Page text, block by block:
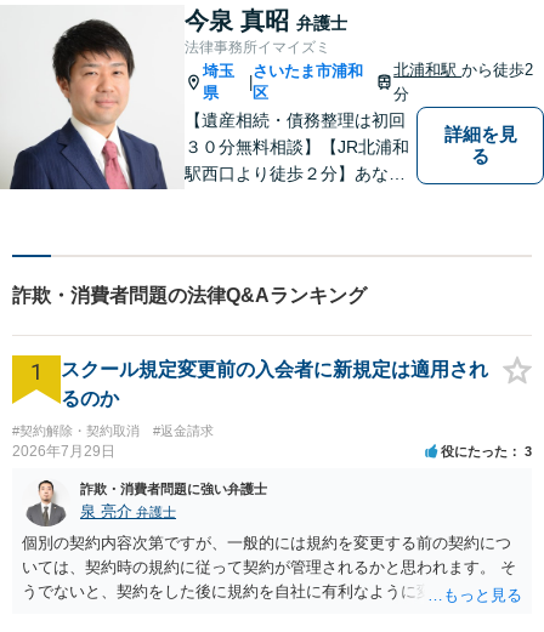
【刑事事件】スピーディーな
接見を重視！少年事件は子ど
もたちの将来を見据えてサポ
ート。
今泉 真昭 弁護士
法律事務所イマイズミ
埼玉
県
|
さいたま市浦和
区
北浦和駅から徒歩2
分
【遺産相続・債務整理は初回
３０分無料相談】【JR北浦和
駅西口より徒歩２分】あなた
の代わりに悩み、考え、解決
詳細を見
る
詐欺・消費者問題の法律Q&Aランキング
1
スクール規定変更前の入会者に新規定は適用され
るのか
#契約解除・契約取消 #返金請求
2026年7月29日 役にたった 3
詐欺・消費者問題に強い弁護士
泉 亮介 弁護士
個別の契約内容次第ですが、一般的には規約を変更する前の契約につ
いては、契約時の規約に従って契約が管理されるかと思われます。 そ
うでないと、契約をした後に規約を自社に有利なように変更し、それ